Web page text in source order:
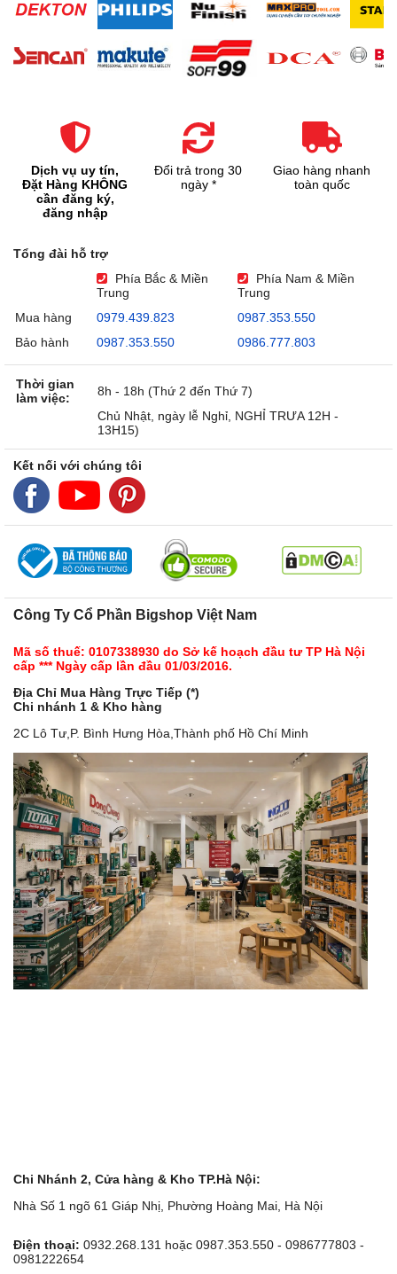
Dịch vụ uy tín,
Đặt Hàng KHÔNG
cần đăng ký,
đăng nhập
Đổi trả trong 30
ngày *
Giao hàng nhanh
toàn quốc
Tổng đài hỗ trợ
Phía Bắc & Miền
Trung
Phía Nam & Miền
Trung
Mua hàng
0979.439.823
0987.353.550
Bảo hành
0987.353.550 0986.777.803
Thời gian
làm việc:
8h - 18h (Thứ 2 đến Thứ 7)
Chủ Nhật, ngày lễ Nghỉ, NGHỈ TRƯA 12H -
13H15)
Kết nối với chúng tôi
Công Ty Cổ Phần Bigshop Việt Nam
Mã số thuế: 0107338930 do Sở kế hoạch đầu tư TP Hà Nội
cấp *** Ngày cấp lần đầu 01/03/2016.
Địa Chỉ Mua Hàng Trực Tiếp (*)
Chi nhánh 1 & Kho hàng
2C Lô Tư,P. Bình Hưng Hòa,Thành phố Hồ Chí Minh
Chi Nhánh 2, Cửa hàng & Kho TP.Hà Nội:
Nhà Số 1 ngõ 61 Giáp Nhị, Phường Hoàng Mai, Hà Nội
Điện thoại: 0932.268.131 hoặc 0987.353.550 - 0986777803 -
0981222654